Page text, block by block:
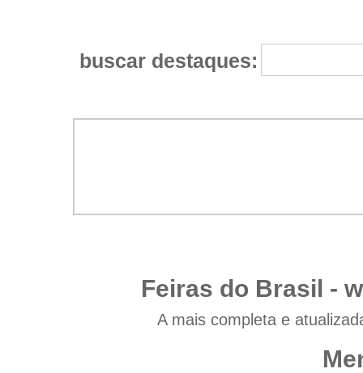
buscar destaques:
Feiras do Brasil -
A mais completa e